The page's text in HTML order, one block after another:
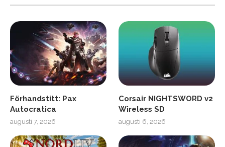
Förhandstitt: Pax
Autocratica
augusti 7, 2026
Corsair NIGHTSWORD v2
Wireless SD
augusti 6, 2026